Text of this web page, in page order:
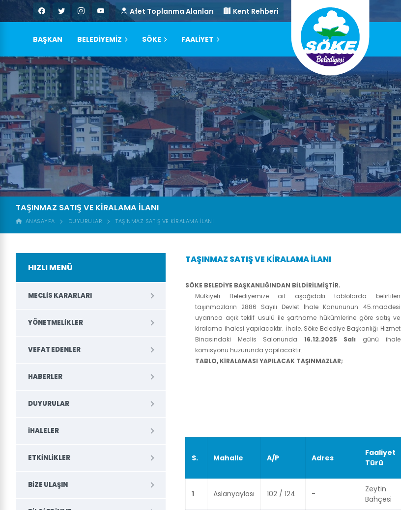
Afet Toplanma Alanları Kent Rehberi
BAŞKAN BELEDİYEMİZ SÖKE FAALİYET
TAŞINMAZ SATIŞ VE KİRALAMA İLANI
ANASAYFA DUYURULAR TAŞINMAZ SATIŞ VE KİRALAMA İLANI
TAŞINMAZ SATIŞ VE KİRALAMA İLANI
SÖKE BELEDİYE BAŞKANLIĞINDAN BİLDİRİLMİŞTİR.
Mülkiyeti Belediyemize ait aşağıdaki tablolarda belirtilen
taşınmazların 2886 Sayılı Devlet İhale Kanununun 45.maddesi
uyarınca açık teklif usulü ile şartname hükümlerine göre satış ve
kiralama ihalesi yapılacaktır. İhale, Söke Belediye Başkanlığı Hizmet
Binasındaki Meclis Salonunda 16.12.2025 Salı günü ihale
komisyonu huzurunda yapılacaktır.
TABLO, KİRALAMASI YAPILACAK TAŞINMAZLAR;
S. Mahalle A/P Adres
Faaliyet
Türü
1 Aslanyaylası 102 / 124 -
Zeytin
Bahçesi
HIZLI MENÜ
MECLIS KARARLARI
YÖNETMELIKLER
VEFAT EDENLER
HABERLER
DUYURULAR
İHALELER
ETKINLIKLER
BIZE ULAŞIN